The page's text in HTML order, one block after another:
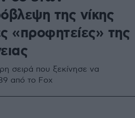
της νίκης
«προφητείες» της
σειρά που ξεκίνησε να
από το Fox